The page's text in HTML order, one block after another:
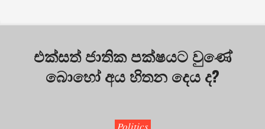
එක්සත් ජාතික පක්ෂයට වුණේ
බොහෝ අය හිතන දෙය ද?